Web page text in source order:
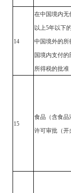
14
在中国境内无
以上5年以下
中国境外的所
国境内支付
所得税的批准
15
食品（含食品
许可审批（开